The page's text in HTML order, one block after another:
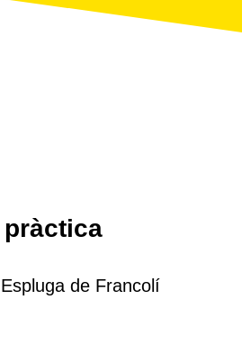
de Francolí